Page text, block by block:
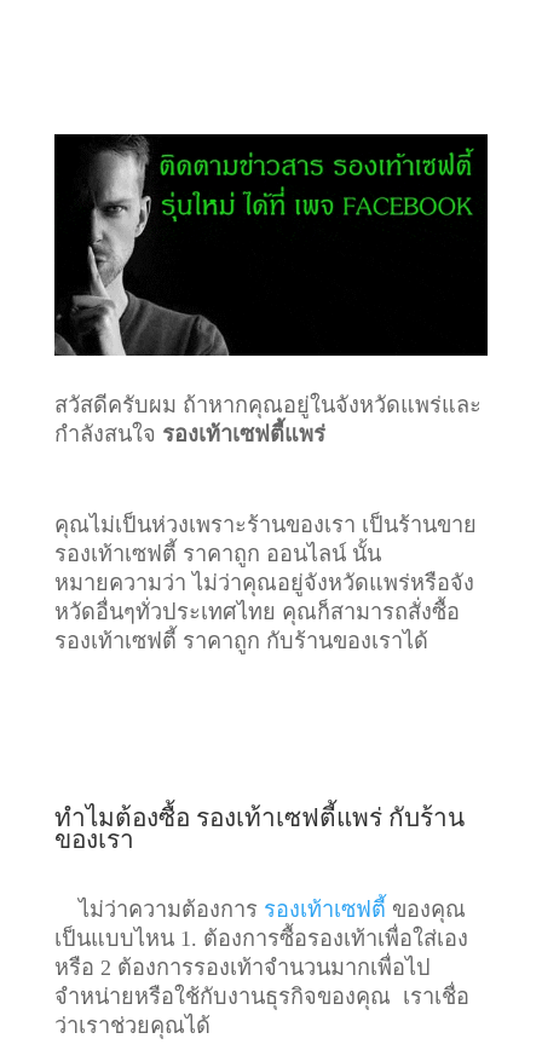
สวัสดีครับผม ถ้าหากคุณอยู่ในจังหวัดแพร่และ
กำลังสนใจ รองเท้าเซฟตี้แพร่
คุณไม่เป็นห่วงเพราะร้านของเรา เป็นร้านขาย
รองเท้าเซฟตี้ ราคาถูก ออนไลน์ นั้น
หมายความว่า ไม่ว่าคุณอยู่จังหวัดแพร่หรือจัง
หวัดอื่นๆทั่วประเทศไทย คุณก็สามารถสั่งซื้อ
รองเท้าเซฟตี้ ราคาถูก กับร้านของเราได้
ทำไมต้องซื้อ รองเท้าเซฟตี้แพร่ กับร้าน
ของเรา
ไม่ว่าความต้องการ รองเท้าเซฟตี้ ของคุณ
เป็นแบบไหน 1. ต้องการซื้อรองเท้าเพื่อใส่เอง
หรือ 2 ต้องการรองเท้าจำนวนมากเพื่อไป
จำหน่ายหรือใช้กับงานธุรกิจของคุณ เราเชื่อ
ว่าเราช่วยคุณได้